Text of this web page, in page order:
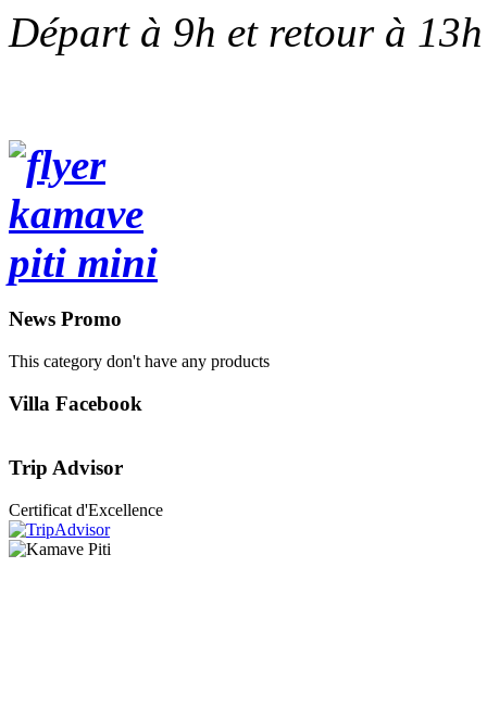
Départ à 9h et retour à 13h
News Promo
This category don't have any products
Villa Facebook
Trip Advisor
Certificat d'Excellence